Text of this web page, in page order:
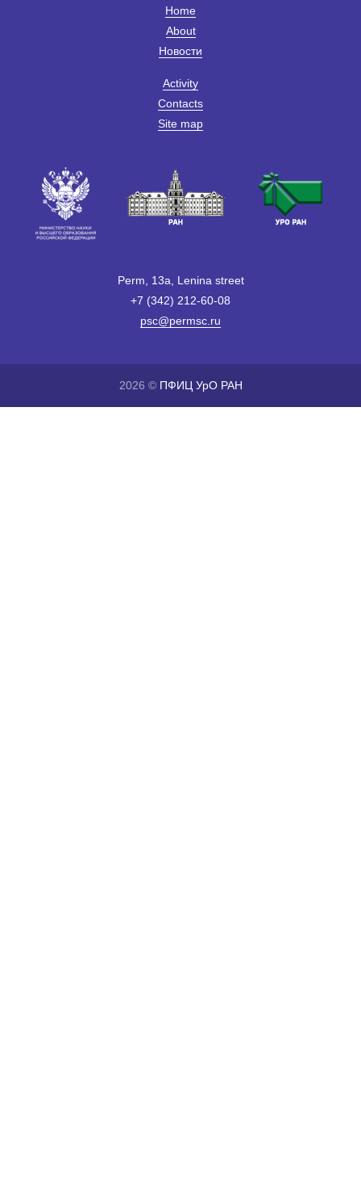
Home
About
Новости
Activity
Contacts
Site map
Perm, 13a, Lenina street
+7 (342) 212-60-08
psc@permsc.ru
2026 © ПФИЦ УрО РАН